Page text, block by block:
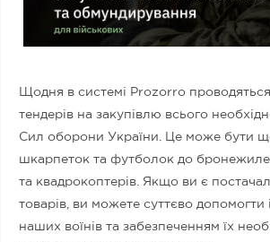
Щодня в системі Prozorro проводяться
тендерів на закупівлю всього
Сил оборони України. Це може бути
шкарпеток та футболок до
та квадрокоптерів. Якщо ви є
товарів, ви можете суттєво допомогти
наших воїнів та забезпеченням їх